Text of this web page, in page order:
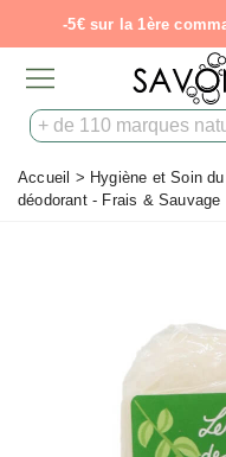
-5€ sur la 1ère
Accueil > Hygiène et Soin
déodorant - Frais & Sauvage